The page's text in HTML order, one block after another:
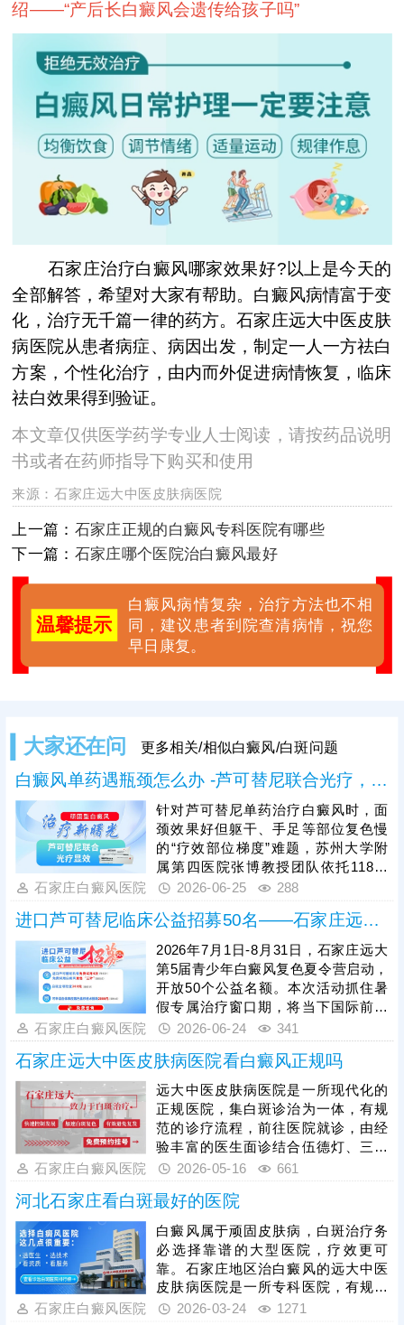
绍——“产后长白癜风会遗传给孩子吗”
石家庄治疗白癜风哪家效果好?以上是今天的
全部解答，希望对大家有帮助。白癜风病情富于变
化，治疗无千篇一律的药方。石家庄远大中医皮肤
病医院从患者病症、病因出发，制定一人一方祛白
方案，个性化治疗，由内而外促进病情恢复，临床
祛白效果得到验证。
本文章仅供医学药学专业人士阅读，请按药品说明
书或者在药师指导下购买和使用
来源：石家庄远大中医皮肤病医院
上一篇： 石家庄正规的白癜风专科医院有哪些
下一篇： 石家庄哪个医院治白癜风最好
温馨提示
白癜风病情复杂，治疗方法也不相
同，建议患者到院查清病情，祝您
早日康复。
大家还在问 更多相关/相似白癜风/白斑问题
白癜风单药遇瓶颈怎么办 -芦可替尼联合光疗，让难治部位"跟上来"
针对芦可替尼单药治疗白癜风时，面
颈效果好但躯干、手足等部位复色慢
的“疗效部位梯度”难题，苏州大学附
属第四医院张博教授团队依托118例
对照研究与461例中国人群真实世界
可替尼联合308nm准分子光，可让非
面颈难治部位整体疗效提升约20%，
打破单药瓶颈，让原本“慢热”的部位
同步复色，为白癜风难治区域治疗提
供了更适配的方案。
石家庄白癜风医院 2026-06-25 288
进口芦可替尼临床公益招募50名——石家庄远大第5届青少年白癜风复色夏令营启动
2026年7月1日-8月31日，石家庄远大
第5届青少年白癜风复色夏令营启动，
开放50个公益名额。本次活动抓住暑
假专属治疗窗口期，将当下国际前沿
的进口芦可替尼外用JAK抑制剂通过
公益形式落地。为初诊患者提供4次免
费进口芦可替尼联合治疗，可三选一
免费体验针对性复色针，还能以200
元完成白斑全项筛查，帮青少年患者
科学推进复色。
石家庄白癜风医院 2026-06-24 341
石家庄远大中医皮肤病医院看白癜风正规吗
远大中医皮肤病医院是一所现代化的
正规医院，集白斑诊治为一体，有规
范的诊疗流程，前往医院就诊，由经
验丰富的医生面诊结合伍德灯、三维
皮肤ct检查详细分析病情，指导后续
型，结合患者体质、病情量身定制治
疗方案，一人一方，治疗更具针对
性，复色效果更有保障。另外，医院
治白癜风可提供中医方法，由内而外
的改善机体环境，调节免疫，濡养皮
肤健康，中西结合，内调外治，清除
病灶，降低白斑反复发作的几率。
石家庄白癜风医院 2026-05-16 661
河北石家庄看白斑最好的医院
白癜风属于顽固皮肤病，白斑治疗务
必选择靠谱的大型医院，疗效更可
靠。石家庄地区治白癜风的远大中医
皮肤病医院是一所专科医院，有规范
的诊疗流程，先诊后治，避免错误用
石家庄白癜风医院 2026-03-24 1271